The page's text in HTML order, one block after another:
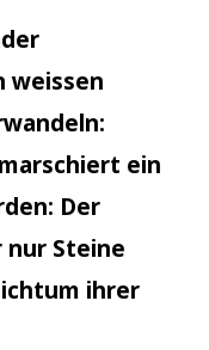
weissen
ein
Der
nur Steine
ihrer